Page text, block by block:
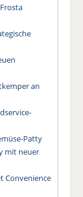
an
Patty
mit neuer
Convenience